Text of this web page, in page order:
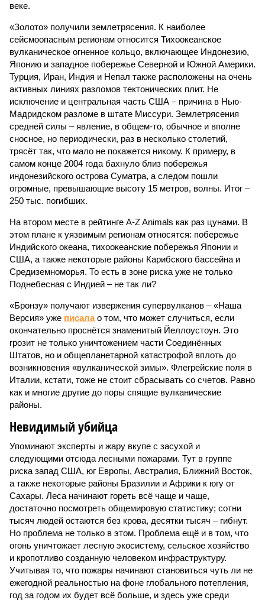
веке.
«Золото» получили землетрясения. К наиболее
сейсмоопасным регионам относится Тихоокеанское
вулканическое огненное кольцо, включающее Индонезию,
Японию и западное побережье Северной и Южной Америки.
Турция, Иран, Индия и Непал также расположены на очень
активных линиях разломов тектонических плит. Не
исключение и центральная часть США – причина в Нью-
Мадридском разломе в штате Миссури. Землетрясения
средней силы – явление, в общем-то, обычное и вполне
сносное, но периодически, раз в несколько столетий,
трясёт так, что мало не покажется никому. К примеру, в
самом конце 2004 года бахнуло близ побережья
индонезийского острова Суматра, а следом пошли
огромные, превышающие высоту 15 метров, волны. Итог –
250 тыс. погибших.
На втором месте в рейтинге A-Z Animals как раз цунами. В
этом плане к уязвимым регионам относятся: побережье
Индийского океана, тихо­океанские побережья Японии и
США, а также некоторые районы Карибского бассейна и
Средиземноморья. То есть в зоне риска уже не только
Поднебесная с Индией – не так ли?
«Бронзу» получают извержения супервулканов – «Наша
Версия» уже писалао том, что может случиться, если
окончательно проснётся знаменитый Йеллоустоун. Это
грозит не только уничтожением части Соединённых
Штатов, но и общепланетарной катастрофой вплоть до
возникновения «вулканической зимы». Флегрейские поля в
Италии, кстати, тоже не стоит сбрасывать со счетов. Равно
как и многие другие до поры спящие вулканические
районы.
Невидимый убийца
Упоминают эксперты и жару вкупе с засухой и
следующими отсюда лесными пожарами. Тут в группе
риска запад США, юг Европы, Австралия, Ближний Восток,
а также некоторые районы Бразилии и Африки к югу от
Сахары. Леса начинают гореть всё чаще и чаще,
достаточно посмотреть общемировую статистику; сотни
тысяч людей остаются без крова, десятки тысяч – гибнут.
Но проблема не только в этом. Проблема ещё и в том, что
огонь уничтожает лесную экосистему, сельское хозяйство
и кропотливо созданную человеком инфраструктуру.
Учитывая то, что пожары начинают становиться чуть ли не
ежегодной реальностью на фоне глобального потепления,
год за годом их будет всё больше, и здесь уже среди